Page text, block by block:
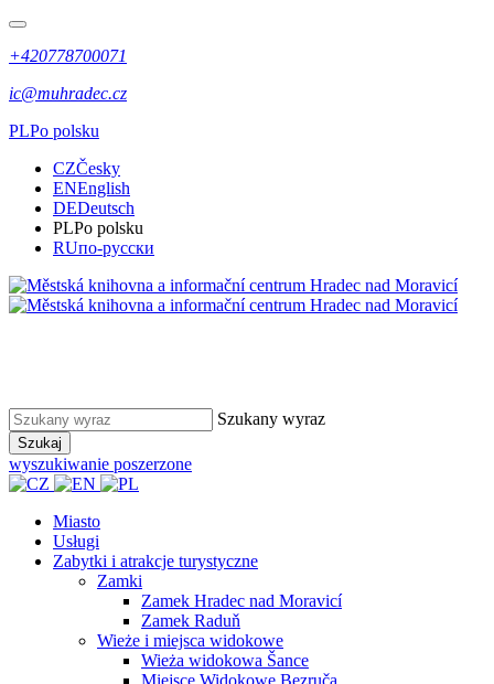
+420778700071
ic@muhradec.cz
PLPo polsku
CZČesky
ENEnglish
DEDeutsch
PLPo polsku
RUпо-русски
Szukany wyraz
Szukaj
wyszukiwanie poszerzone
Miasto
Usługi
Zabytki i atrakcje turystyczne
Zamki
Zamek Hradec nad Moravicí
Zamek Raduň
Wieże i miejsca widokowe
Wieża widokowa Šance
Miejsce Widokowe Bezruča